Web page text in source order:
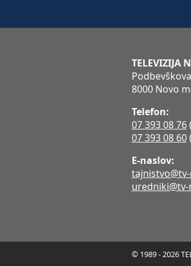
TELEVIZIJA
8000 Novo
Telefon:
07 393 08 76
07 393 08 60
E-naslov:
© 1989 - 2026